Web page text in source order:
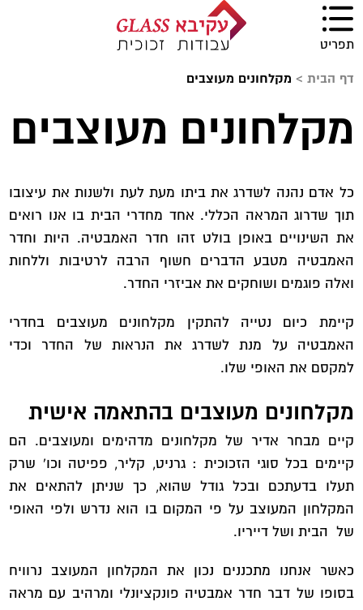
תפריט
דף הבית > מקלחונים מעוצבים
מקלחונים מעוצבים
כל אדם נהנה לשדרג את ביתו מעת לעת ולשנות את עיצובו
תוך שדרוג המראה הכללי. אחד מחדרי הבית בו אנו רואים
את השינויים באופן בולט זהו חדר האמבטיה. היות וחדר
האמבטיה מטבע הדברים חשוף הרבה לרטיבות וללחות
ואלה פוגמים ושוחקים את אביזרי החדר.
קיימת כיום נטייה להתקין מקלחונים מעוצבים בחדרי
האמבטיה על מנת לשדרג את הנראות של החדר וכדי
למקסם את האופי שלו.
מקלחונים מעוצבים בהתאמה אישית
קיים מבחר אדיר של מקלחונים מדהימים ומעוצבים. הם
קיימים בכל סוגי הזכוכית : גרניט, קליר, פפיטה וכו' שרק
תעלו בדעתכם ובכל גודל שהוא, כך שניתן להתאים את
המקלחון המעוצב על פי המקום בו הוא נדרש ולפי האופי
של הבית ושל דייריו.
כאשר אנחנו מתכננים נכון את המקלחון המעוצב נרוויח
בסופו של דבר חדר אמבטיה פונקציונלי ומרהיב עם מראה